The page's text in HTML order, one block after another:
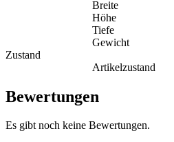
Breite
Höhe
Tiefe
Gewicht
Zustand
Artikelzustand
Bewertungen
Es gibt noch keine Bewertungen.